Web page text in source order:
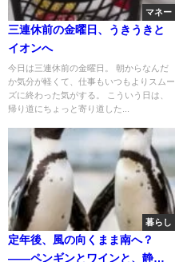
マネー
三連休前の金曜日、うきうきと
イオンへ
今日は三連休前の金曜日。 朝からなんだ
か気分が軽くて、仕事もいつもよりスムー
ズに終わった気がする。 こういう日は、
帰り道にちょっと寄り道した...
暮らし
定年後、風の向くまま南へ？
——ペンギンとワインと、静か